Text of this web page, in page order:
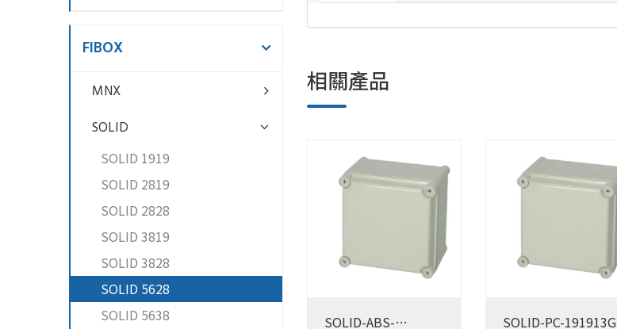
相關產品
SOLID-ABS- SOLID-PC-191913G
FIBOX
MNX
SOLID
SOLID 1919
SOLID 2819
SOLID 2828
SOLID 3819
SOLID 3828
SOLID 5628
SOLID 5638